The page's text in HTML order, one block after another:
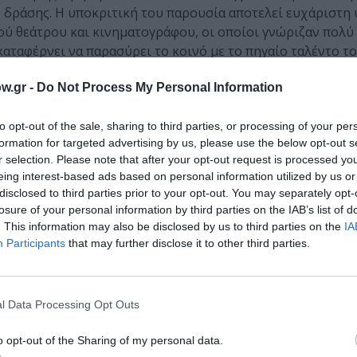
- Do Not Process My Personal Information
opt-out of the sale, sharing to third parties, or processing of your
for targeted advertising by us, please use the below opt-out
selection. Please note that after your opt-out request is processed
interest-based ads based on personal information utilized by us
to third parties prior to your opt-out. You may separately
of your personal information by third parties on the IAB’s list of
This information may also be disclosed by us to third parties on the
Participants that may further disclose it to other third parties.
Data Processing Opt Outs
opt-out of the Sharing of my personal data.
δράσης. Η υποκριτική του παρουσία αποτελεί
και κινηματογράφου, οι οποίοι γνώριζαν πολύ
να παρασύρει το κοινό με το πηγαίο ταλέντο
της δραματικής του γκάμας. Εξίσου απολαυστική η
των δύο φίλων, αλλά και στη σκηνή, με απίστευτη
δραματικές στιγμές.
πρωταγωνιστή, αποδίδοντας το πνεύμα αλλά
σκηνή με αντικείμενα, αναδεικνύει τη σημασία των
Ερρίκου, δεν τους δίνει κάποια σημασία. Εξίσου
αντιθετικά ανάμεσα στους δύο ήρωες και την Έμυ.
ήταν οι φωτισμοί του
την εκάστοτε κατάσταση.
συγγραφική της ωρίμανση.
Με ενδοκειμενικές